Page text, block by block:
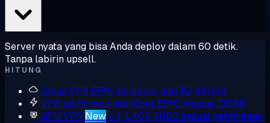
Server nyata yang bisa Anda deploy dalam 60 detik.
Tanpa labirin upsell.
HITUNG
Cloud VPS EPYC bersama, dari $2,48/bln
VPS performa tinggi Core EPYC khusus, DDR5
GPU VPS New L4, L40S, H100 sesuai permintaan